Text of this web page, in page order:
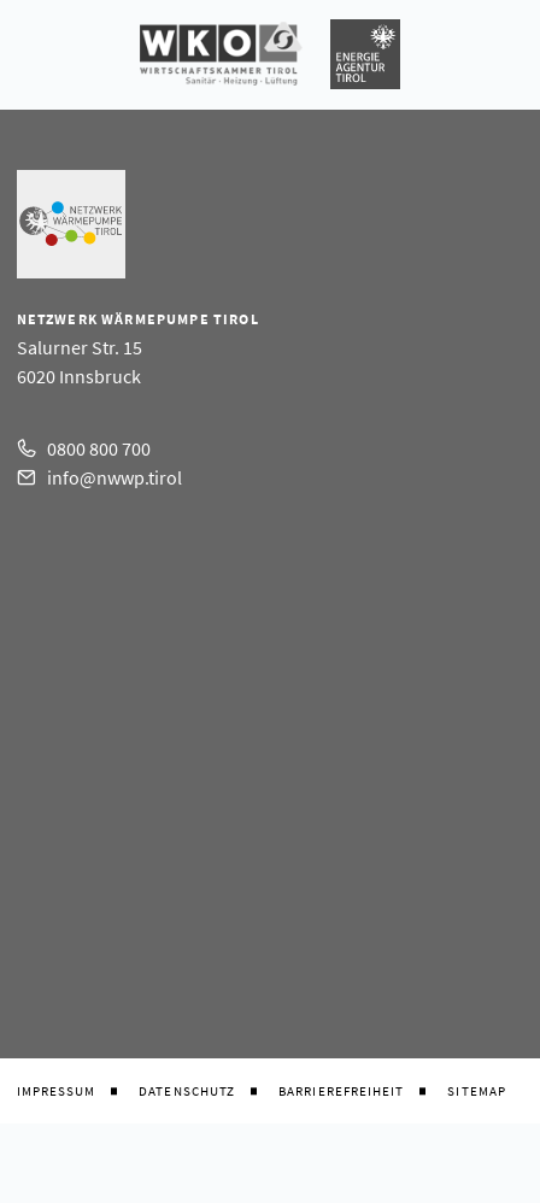
NETZWERK WÄRMEPUMPE TIROL
Salurner Str. 15
6020 Innsbruck
0800 800 700
info@nwwp.tirol
IMPRESSUM DATENSCHUTZ BARRIEREFREIHEIT SITEMAP